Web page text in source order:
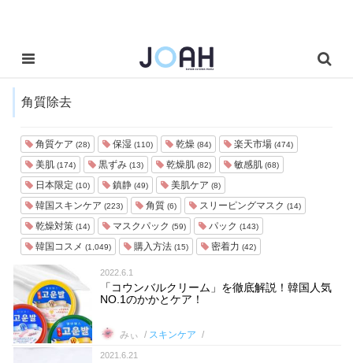
角質除去
角質ケア (28) 保湿 (110) 乾燥 (84) 楽天市場 (474)
美肌 (174) 黒ずみ (13) 乾燥肌 (82) 敏感肌 (68)
日本限定 (10) 鎮静 (49) 美肌ケア (8)
韓国スキンケア (223) 角質 (6) スリーピングマスク (14)
乾燥対策 (14) マスクパック (59) パック (143)
韓国コスメ (1,049) 購入方法 (15) 密着力 (42)
2022.6.1
「コウンバルクリーム」を徹底解説！韓国人気
NO.1のかかとケア！
みぃ スキンケア
2021.6.21